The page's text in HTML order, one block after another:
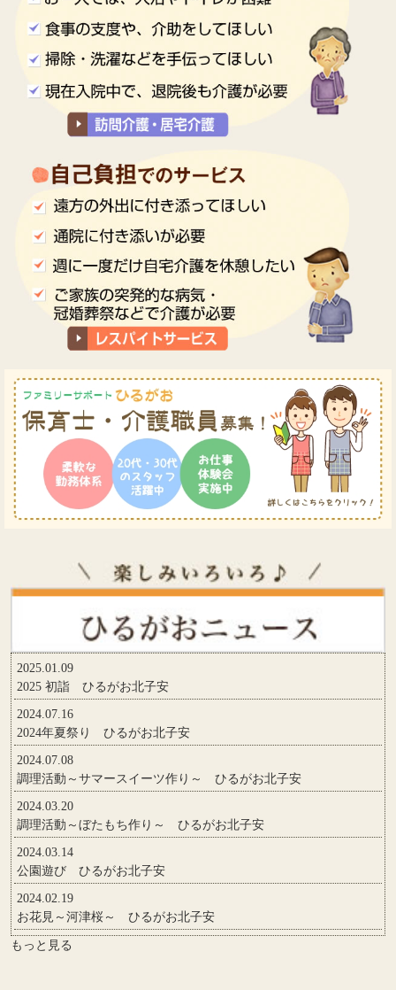
2025.01.09
2025 初詣 ひるがお北子安
2024.07.16
2024年夏祭り ひるがお北子安
2024.07.08
調理活動～サマースイーツ作り～ ひるがお北子安
2024.03.20
調理活動～ぼたもち作り～ ひるがお北子安
2024.03.14
公園遊び ひるがお北子安
2024.02.19
お花見～河津桜～ ひるがお北子安
もっと見る